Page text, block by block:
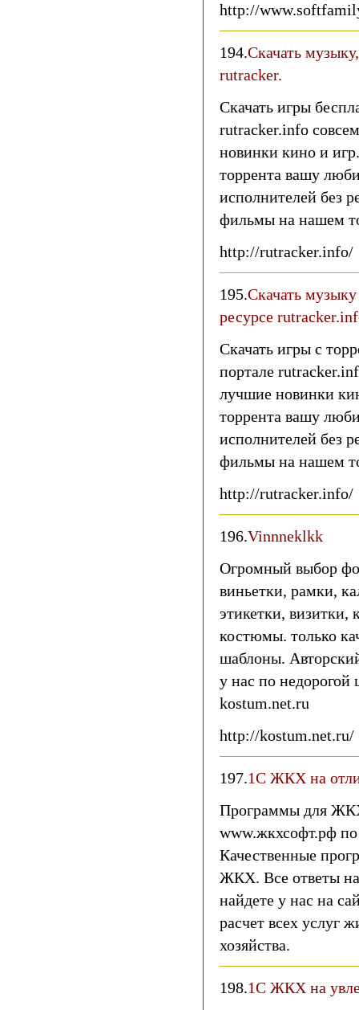
http://
194.Скачать
rutracker.
Скачать игры
rutracker.info
новинки кино и
торрента вашу
исполнителей без
фильмы на нашем
http://rutracker.info/
195.Скачать
ресурсе
Скачать игры с
портале
лучшие новинки
торрента вашу
исполнителей без
фильмы на нашем
http://rutracker.info/
196.Vinnneklkk
Огромный выбор
виньетки, рамки,
этикетки, визитки,
костюмы. только
шаблоны.
у нас по
kostum.net.ru
http://kostum.net.ru/
197.1С ЖКХ на
Программы для
www.жкхсофт.рф
Качественные
ЖКХ. Все ответы
найдете у нас на
расчет всех услуг
хозяйства.
198.1С ЖКХ на